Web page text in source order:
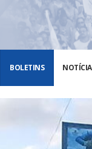
BOLETINS